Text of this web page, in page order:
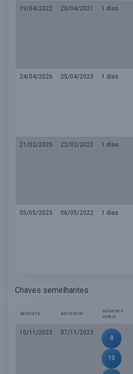
19/04/2022 20/04/2021
1 dias
24/04/2026 25/04/2023
1 dias
21/02/2025 22/02/2022
1 dias
05/05/2023 06/05/2022
1 dias
Chaves semelhantes
RECENTE ANTERIOR
NÚMEROS
IGUAIS
10/11/2023
07/11/2023
8
10